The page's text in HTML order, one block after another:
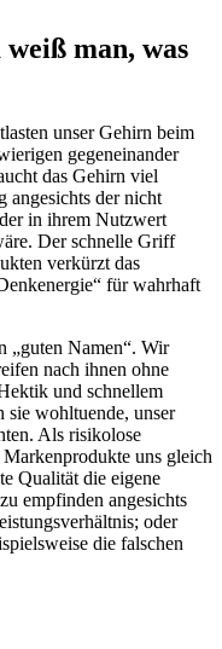
man, was
unser Gehirn beim
gegeneinander
das Gehirn viel
angesichts der nicht
in ihrem Nutzwert
Der schnelle Griff
verkürzt das
für wahrhaft
„guten Namen“. Wir
nach ihnen ohne
und schnellem
sie wohltuende, unser
Als risikolose
uns gleich
Qualität die eigene
empfinden angesichts
oder
die falschen